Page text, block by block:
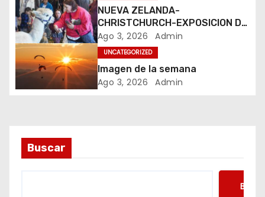
e
e
n
t
a
d
NUEVA ZELANDA-
CHRISTCHURCH-EXPOSICION DE
MASCOTAS
Ago 3, 2026 Admin
UNCATEGORIZED
Imagen de la semana
Ago 3, 2026 Admin
Buscar